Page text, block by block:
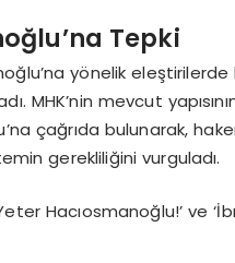
Tepki
yönelik
MHK’nin mevcut
çağrıda bulunarak,
gerekliliğini vurguladı.
Hacıosmanoğlu!’ ve